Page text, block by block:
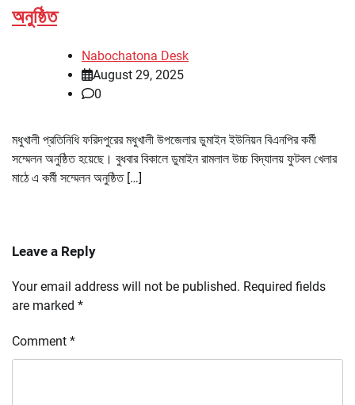
অনুষ্ঠিত
Nabochatona Desk
August 29, 2025
0
মধুখালী প্রতিনিধি ফরিদপুরের মধুখালী উপজেলার ডুমাইন ইউনিয়ন বিএনপির কর্মী
সম্মেলন অনুষ্ঠিত হয়েছে। বুধবার বিকালে ডুমাইন রামলাল উচ্চ বিদ্যালয় ফুটবল খেলার
মাঠে এ কর্মী সম্মেলন অনুষ্ঠিত […]
Leave a Reply
Your email address will not be published. Required fields
are marked *
Comment *